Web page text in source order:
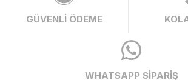
GÜVENLİ ÖDEME
WHATSAPP SİPARİŞ